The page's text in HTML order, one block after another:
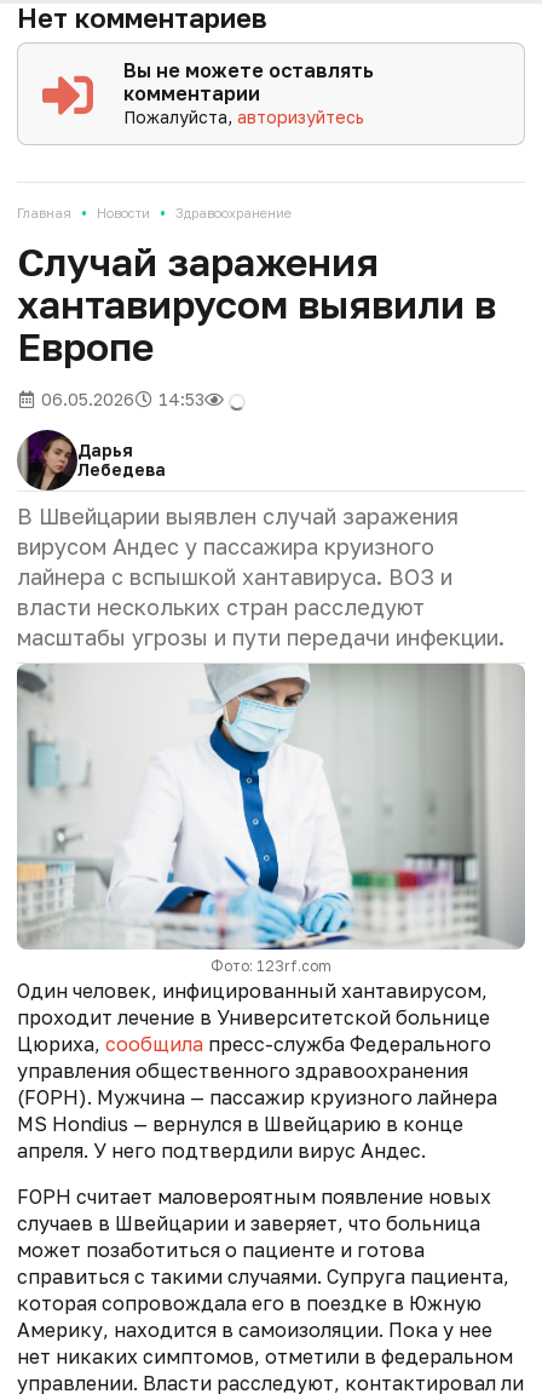
Нет комментариев
Вы не можете оставлять
комментарии
Пожалуйста,авторизуйтесь
Главная • Новости • Здравоохранение
Случай заражения
хантавирусом выявили в
Европе
06.05.2026 14:53
Дарья
Лебедева
В Швейцарии выявлен случай заражения
вирусом Андес у пассажира круизного
лайнера с вспышкой хантавируса. ВОЗ и
власти нескольких стран расследуют
масштабы угрозы и пути передачи инфекции.
Фото: 123rf.com
Один человек, инфицированный хантавирусом,
проходит лечение в Университетской больнице
Цюриха, сообщила пресс-служба Федерального
управления общественного здравоохранения
(FOPH). Мужчина — пассажир круизного лайнера
MS Hondius — вернулся в Швейцарию в конце
апреля. У него подтвердили вирус Андес.
FOPH считает маловероятным появление новых
случаев в Швейцарии и заверяет, что больница
может позаботиться о пациенте и готова
справиться с такими случаями. Супруга пациента,
которая сопровождала его в поездке в Южную
Америку, находится в самоизоляции. Пока у нее
нет никаких симптомов, отметили в федеральном
управлении. Власти расследуют, контактировал ли